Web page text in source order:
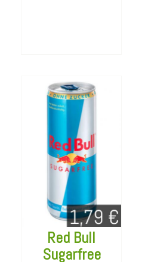
Red Bull
Sugarfree
Volvic Tee